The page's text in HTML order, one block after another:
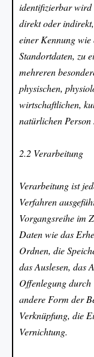
identifizierbar wird
direkt oder
einer Kennung wie
Standortdaten, zu
mehreren
physischen,
wirtschaftlichen,
natürlichen
2.2 Verarbeitung
Verarbeitung ist
Verfahren
Vorgangsreihe im
Daten wie das
Ordnen, die
das Auslesen, das
Offenlegung
andere Form der
Verknüpfung, die
Vernichtung.